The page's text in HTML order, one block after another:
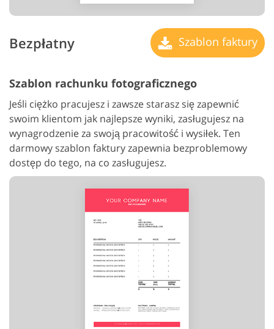
Bezpłatny Szablon faktury
Szablon rachunku fotograficznego
Jeśli ciężko pracujesz i zawsze starasz się zapewnić
swoim klientom jak najlepsze wyniki, zasługujesz na
wynagrodzenie za swoją pracowitość i wysiłek. Ten
darmowy szablon faktury zapewnia bezproblemowy
dostęp do tego, na co zasługujesz.